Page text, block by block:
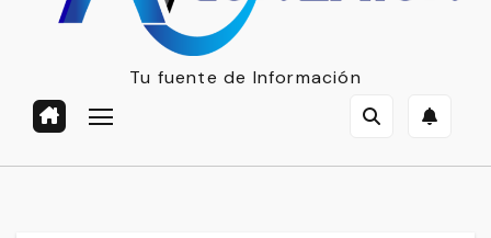
Tu fuente de Información